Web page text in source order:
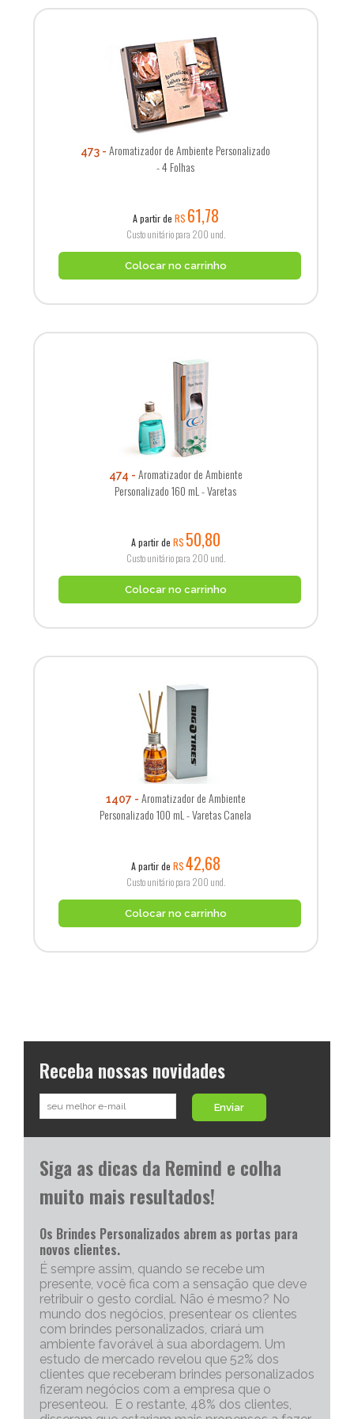
473
Aromatizador de Ambiente Personalizado
- 4 Folhas
A partir de R$ 61,78
Custo unitário para 200 und.
Colocar no carrinho
474
Aromatizador de Ambiente
Personalizado 160 mL - Varetas
A partir de R$ 50,80
Custo unitário para 200 und.
Colocar no carrinho
1407
Aromatizador de Ambiente
Personalizado 100 mL - Varetas Canela
A partir de R$42,68
Custo unitário para 200 und.
Colocar no carrinho
Receba nossas novidades
Enviar
Siga as dicas da Remind e colha
muito mais resultados!
Os Brindes Personalizados abrem as portas para
novos clientes.
É sempre assim, quando se recebe um
presente, você fica com a sensação que deve
retribuir o gesto cordial. Não é mesmo? No
mundo dos negócios, presentear os clientes
com brindes personalizados, criará um
ambiente favorável à sua abordagem. Um
estudo de mercado revelou que 52% dos
clientes que receberam brindes personalizados
fizeram negócios com a empresa que o
presenteou. E o restante, 48% dos clientes,